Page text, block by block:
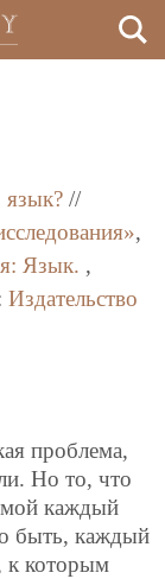
//
,
Язык. ,
Издательство
проблема,
Но то, что
каждый
быть, каждый
к которым